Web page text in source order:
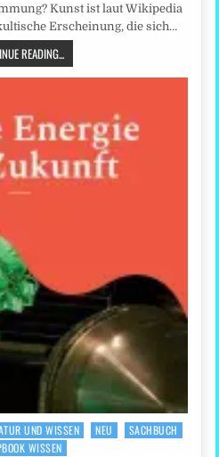
Kunst ist laut Wikipedia
Erscheinung, die sich…
READING...
UND WISSEN NEU
SACHBUCH
WISSEN